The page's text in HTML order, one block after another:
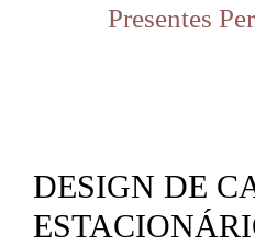
Presentes
DESIGN DE